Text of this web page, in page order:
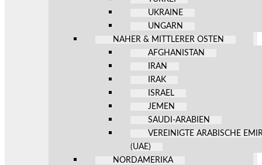
UKRAINE
UNGARN
NAHER & MITTLERER OSTEN
AFGHANISTAN
IRAN
IRAK
ISRAEL
JEMEN
SAUDI-ARABIEN
VEREINIGTE ARABISCHE
(UAE)
NORDAMERIKA